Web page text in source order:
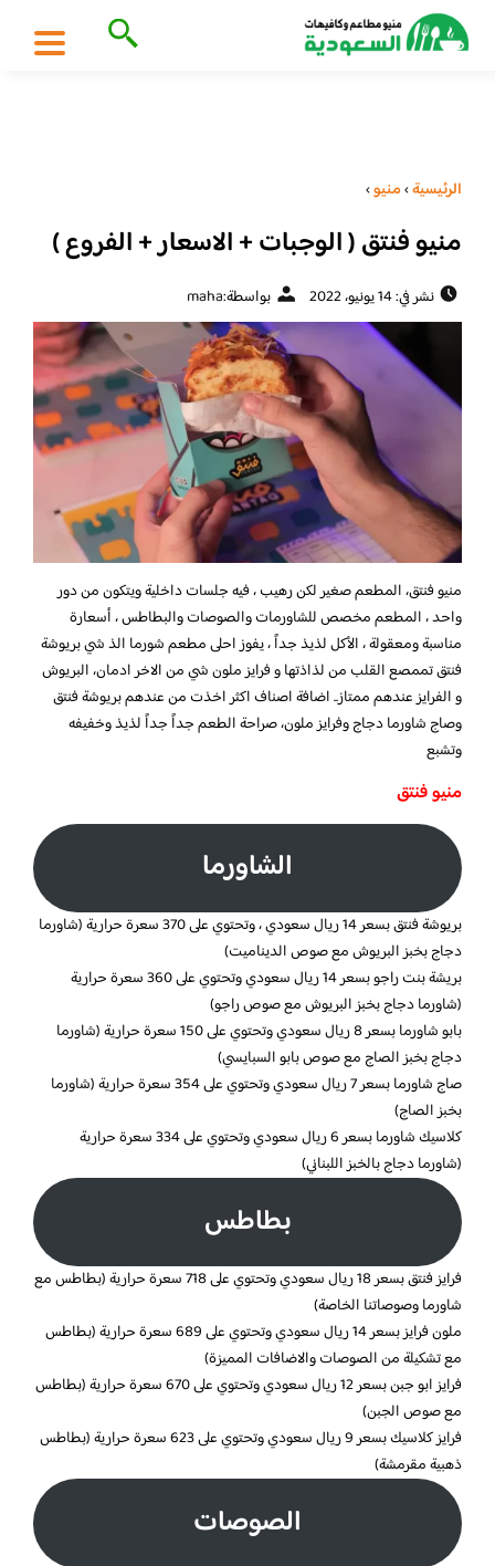
الرئيسية›منيو›
منيو فنتق ( الوجبات + الاسعار + الفروع )
نشر في: 14 يونيو، 2022 بواسطة:maha
منيو فنتق،المطعم صغير لكن رهيب ، فيه جلسات داخلية ويتكون من دور
واحد ، المطعم مخصص للشاورمات والصوصات والبطاطس ، أسعارة
مناسبة ومعقولة ، الأكل لذيذ جداً ،يفوز احلى مطعم شورما الذ شي بريوشة
فنتق تممصع القلب من لذاذتها و فرايز ملون شي من الاخر ادمان، البريوش
و الفرايز عندهم ممتاز.. اضافة اصناف اكثر اخذت من عندهم بريوشة فنتق
وصاج شاورما دجاج وفرايز ملون، صراحة الطعم جداً جداً لذيذ وخفيفه
وتشبع
منيو فنتق
الشاورما
بريوشة فنتق بسعر 14 ريال سعودي ، وتحتوي على 370 سعرة حرارية (شاورما
دجاج بخبز البريوش مع صوص الديناميت)
بريشة بنت راجو بسعر 14 ريال سعودي وتحتوي على 360 سعرة حرارية
(شاورما دجاج بخبز البريوش مع صوص راجو)
بابو شاورما بسعر 8 ريال سعودي وتحتوي على 150 سعرة حرارية (شاورما
دجاج بخبز الصاج مع صوص بابو السبايسي)
صاج شاورما بسعر 7 ريال سعودي وتحتوي على 354 سعرة حرارية (شاورما
بخبز الصاج)
كلاسيك شاورما بسعر 6 ريال سعودي وتحتوي على 334 سعرة حرارية
(شاورما دجاج بالخبز اللبناني)
بطاطس
فرايز فنتق بسعر 18 ريال سعودي وتحتوي على 718 سعرة حرارية (بطاطس مع
شاورما وصوصاتنا الخاصة)
ملون فرايز بسعر 14 ريال سعودي وتحتوي على 689 سعرة حرارية (بطاطس
مع تشكيلة من الصوصات والاضافات المميزة)
فرايز ابو جبن بسعر 12 ريال سعودي وتحتوي على 670 سعرة حرارية (بطاطس
مع صوص الجبن)
فرايز كلاسيك بسعر 9 ريال سعودي وتحتوي على 623 سعرة حرارية (بطاطس
ذهبية مقرمشة)
الصوصات